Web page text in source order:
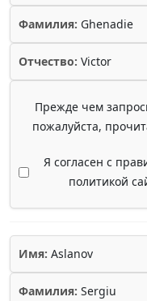
Фамилия: Ghenadie
Отчество: Victor
Прежде чем
пожалуйста,
Я согласен с
политикой
Имя: Aslanov
Фамилия: Sergiu